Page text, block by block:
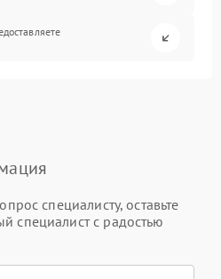
специалисту, оставьте
специалист с радостью